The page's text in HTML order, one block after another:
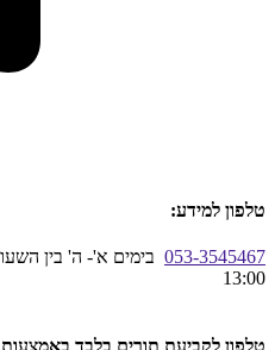
טלפון למידע:
053-3545467
13:00